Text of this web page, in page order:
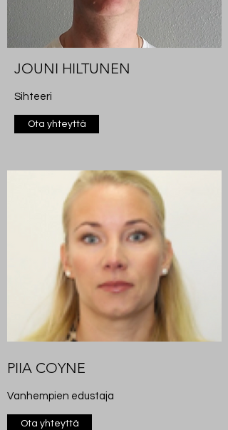
JOUNI HILTUNEN
Sihteeri
Ota yhteyttä
PIIA COYNE
Vanhempien edustaja
Ota yhteyttä